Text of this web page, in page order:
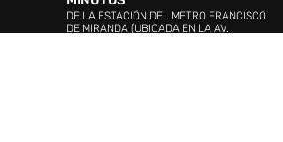
DE LA ESTACIÓN DEL METRO FRANCISCO
DE MIRANDA (UBICADA EN LA AV.